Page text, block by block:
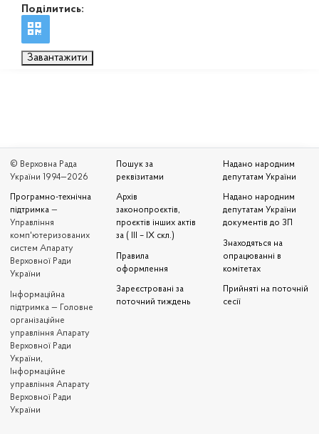
Поділитись:
Завантажити
© Верховна Рада
України 1994—2026
Програмно-технічна
підтримка —
Управління
комп'ютеризованих
систем Апарату
Верховної Ради
України
Iнформаційна
підтримка — Головне
організаційне
управління Апарату
Верховної Ради
України,
Інформаційне
управління Апарату
Верховної Ради
України
Пошук за
реквізитами
Архів
законопроєктів,
проєктів інших актів
за ( III – IX скл.)
Правила
оформлення
Зареєстровані за
поточний тиждень
Надано народним
депутатам України
Надано народним
депутатам України
документів до ЗП
Знаходяться на
опрацюванні в
комітетах
Прийняті на поточній
сесії